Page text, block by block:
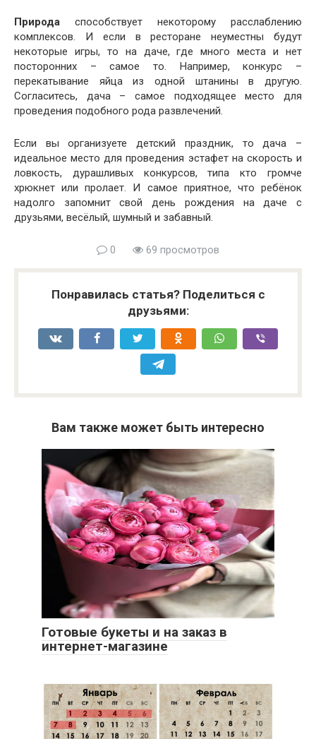
Природа способствует некоторому расслаблению
комплексов. И если в ресторане неуместны будут
некоторые игры, то на даче, где много места и нет
посторонних – самое то. Например, конкурс –
перекатывание яйца из одной штанины в другую.
Согласитесь, дача – самое подходящее место для
проведения подобного рода развлечений.
Если вы организуете детский праздник, то дача –
идеальное место для проведения эстафет на скорость и
ловкость, дурашливых конкурсов, типа кто громче
хрюкнет или пролает. И самое приятное, что ребёнок
надолго запомнит свой день рождения на даче с
друзьями, весёлый, шумный и забавный.
0 69 просмотров
Понравилась статья? Поделиться с
друзьями:
Вам также может быть интересно
Готовые букеты и на заказ в
интернет-магазине